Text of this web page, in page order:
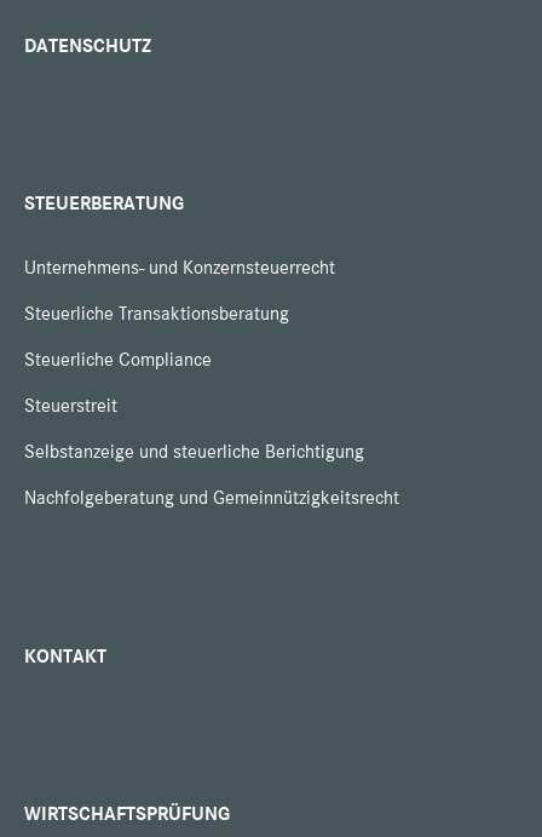
DATENSCHUTZ
STEUERBERATUNG
Unternehmens- und Konzernsteuerrecht
Steuerliche Transaktionsberatung
Steuerliche Compliance
Steuerstreit
Selbstanzeige und steuerliche Berichtigung
Nachfolgeberatung und Gemeinnützigkeitsrecht
KONTAKT
WIRTSCHAFTSPRÜFUNG